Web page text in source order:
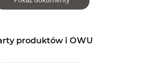
produktów i OWU